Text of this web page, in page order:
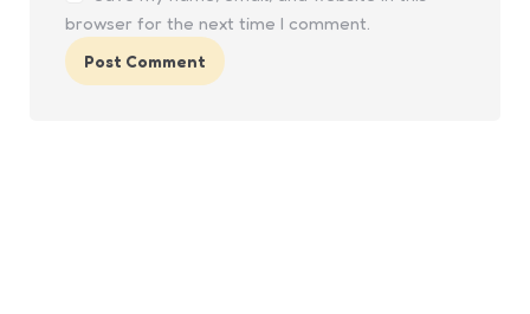
browser for the next time I comment.